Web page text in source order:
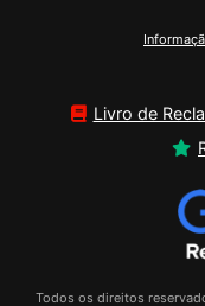
Livro de
Todos os direitos